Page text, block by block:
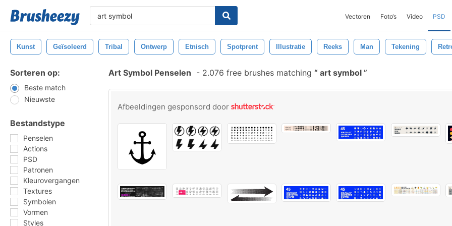
Vectoren Foto‘s Video PSD
Kunst Geïsoleerd Tribal Ontwerp Etnisch Spotprent Illustratie Reeks Man Tekening
Sorteren op:
Beste match
Nieuwste
Bestandstype
Penselen
Actions
PSD
Patronen
Kleurovergangen
Textures
Symbolen
Vormen
Styles
Art Symbol Penselen - 2.076 free brushes matching art symbol
Afbeeldingen gesponsord door